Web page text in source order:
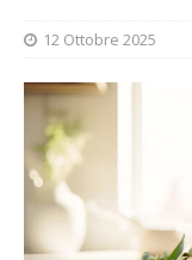
12 Ottobre 2025